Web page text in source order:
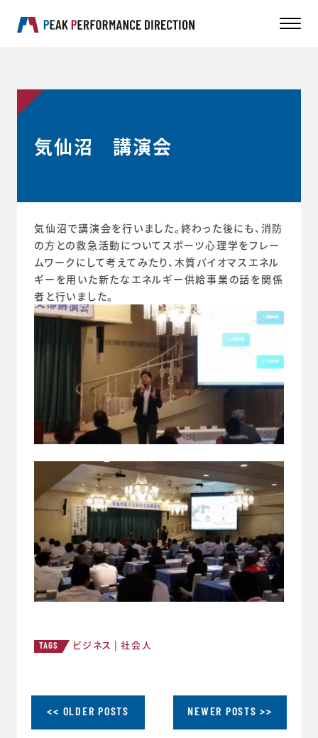
気仙沼 講演会
気仙沼で講演会を行いました。終わった後にも、消防
の方との救急活動についてスポーツ心理学をフレー
ムワークにして考えてみたり、木質バイオマスエネル
ギーを用いた新たなエネルギー供給事業の話を関係
者と行いました。
TAGS ビジネス 社会人
NEWER POSTS >>
<< OLDER POSTS